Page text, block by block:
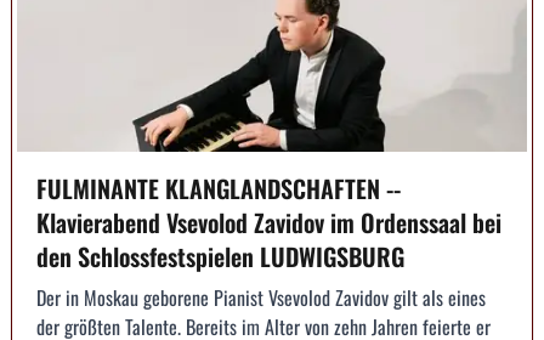
FULMINANTE KLANGLANDSCHAFTEN --
Klavierabend Vsevolod Zavidov im Ordenssaal bei
den Schlossfestspielen LUDWIGSBURG
Der in Moskau geborene Pianist Vsevolod Zavidov gilt als eines
der größten Talente. Bereits im Alter von zehn Jahren feierte er